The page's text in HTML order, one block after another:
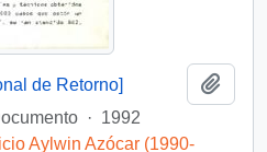
de Retorno]
· 1992
Aylwin Azócar (1990-